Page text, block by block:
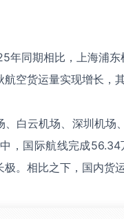
年同期相比，上海浦
空货运量实现增长，
、白云机场、深圳机
，国际航线完成
。相比之下，国内货